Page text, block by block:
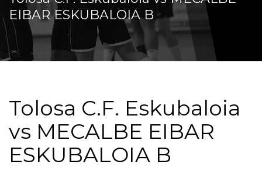
EIBAR ESKUBALOIA B
Tolosa C.F. Eskubaloia
vs MECALBE EIBAR
ESKUBALOIA B